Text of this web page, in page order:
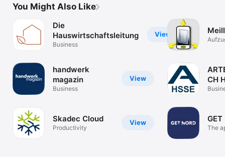
You Might Also Like
View
Die
Hauswirtschaftsleitung
Business
View
handwerk
magazin
Business
View
Skadec Cloud
Productivity
CH
The